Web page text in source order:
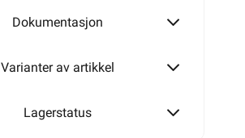
2400W
Dokumentasjon
Varianter av artikkel
Lagerstatus